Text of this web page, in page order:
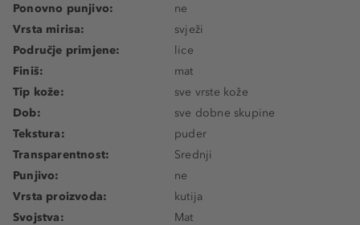
Ponovno punjivo:
ne
Vrsta mirisa:
svježi
Područje primjene:
lice
Finiš:
mat
Tip kože:
sve vrste kože
Dob:
sve dobne skupine
Tekstura:
puder
Transparentnost:
Srednji
Punjivo:
ne
Vrsta proizvoda:
kutija
Svojstva:
Mat